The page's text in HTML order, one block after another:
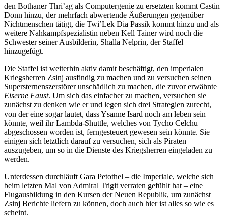
den Bothaner Thri’ag als Computergenie zu ersetzten kommt Castin
Donn hinzu, der mehrfach abwertende Äußerungen gegenüber
Nichtmenschen tätigt, die Twi’Lek Dia Passik kommt hinzu und als
weitere Nahkampfspezialistin neben Kell Tainer wird noch die
Schwester seiner Ausbilderin, Shalla Nelprin, der Staffel
hinzugefügt.
Die Staffel ist weiterhin aktiv damit beschäftigt, den imperialen
Kriegsherren Zsinj ausfindig zu machen und zu versuchen seinen
Supersternenszerstörer unschädlich zu machen, die zuvor erwähnte
Eiserne Faust. Um sich das einfacher zu machen, versuchen sie
zunächst zu denken wie er und legen sich drei Strategien zurecht,
von der eine sogar lautet, dass Ysanne Isard noch am leben sein
könnte, weil ihr Lambda-Shuttle, welches von Tycho Celchu
abgeschossen worden ist, ferngesteuert gewesen sein könnte. Sie
einigen sich letztlich darauf zu versuchen, sich als Piraten
auszugeben, um so in die Dienste des Kriegsherren eingeladen zu
werden.
Unterdessen durchläuft Gara Petothel – die Imperiale, welche sich
beim letzten Mal von Admiral Trigit verraten gefühlt hat – eine
Flugausbildung in den Kursen der Neuen Republik, um zunächst
Zsinj Berichte liefern zu können, doch auch hier ist alles so wie es
scheint.